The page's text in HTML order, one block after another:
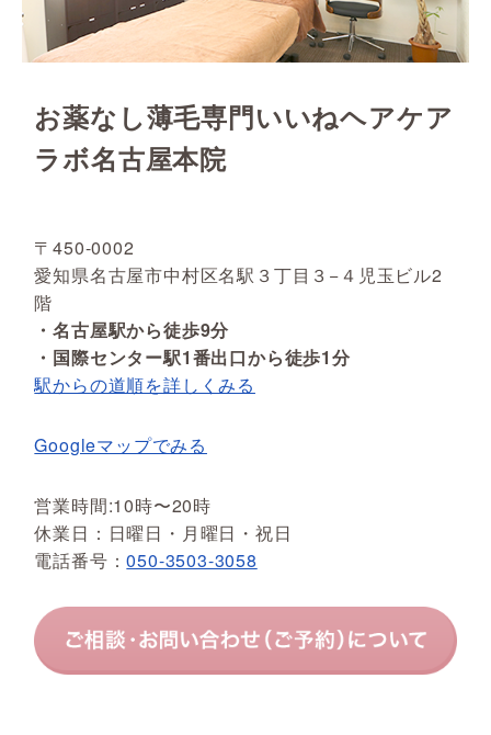
お薬なし薄毛専門いいねヘアケア
ラボ名古屋本院
〒450-0002
愛知県名古屋市中村区名駅３丁目３−４児玉ビル2
階
・名古屋駅から徒歩9分
・国際センター駅1番出口から徒歩1分
駅からの道順を詳しくみる
Googleマップでみる
営業時間:10時〜20時
休業日：日曜日・月曜日・祝日
電話番号：050-3503-3058